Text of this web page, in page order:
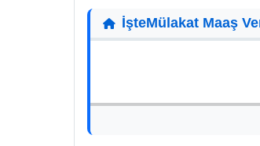
İşteMülakat Maaş